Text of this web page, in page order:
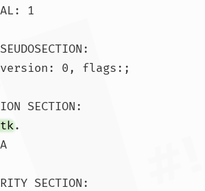
1
version: 0, flags:;
SECTION:
.
SECTION: